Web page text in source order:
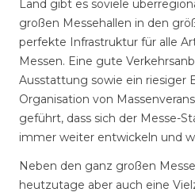
Land gibt es soviele
großen Messehallen in den
perfekte Infrastruktur für alle
Messen. Eine gute
Ausstattung sowie ein riesiger
Organisation von
geführt, dass sich der Messe-
immer weiter entwickeln und
Neben den ganz großen
heutzutage aber auch eine